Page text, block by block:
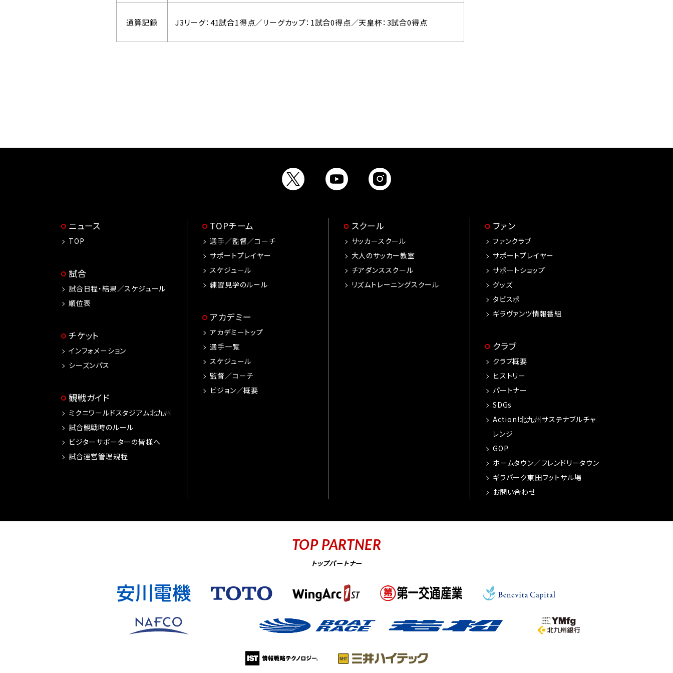
通算記録 J3リーグ：41試合1得点／リーグカップ：1試合0得点／天皇杯：3試合0得点
ニュース
TOP
試合
試合日程・結果／スケジュール
順位表
チケット
インフォメーション
シーズンパス
観戦ガイド
ミクニワールドスタジアム北九州
試合観戦時のルール
ビジターサポーターの皆様へ
試合運営管理規程
TOPチーム
選手／監督／コーチ
サポートプレイヤー
スケジュール
練習見学のルール
アカデミー
アカデミートップ
選手一覧
スケジュール
監督／コーチ
ビジョン／概要
スクール
サッカースクール
大人のサッカー教室
チアダンススクール
リズムトレーニングスクール
ファン
ファンクラブ
サポートプレイヤー
サポートショップ
グッズ
タビスポ
ギラヴァンツ情報番組
クラブ
クラブ概要
ヒストリー
パートナー
SDGs
Action!北九州サステナブルチャ
レンジ
GOP
ホームタウン／フレンドリータウン
ギラパーク東田フットサル場
お問い合わせ
TOP PARTNER
トップパートナー